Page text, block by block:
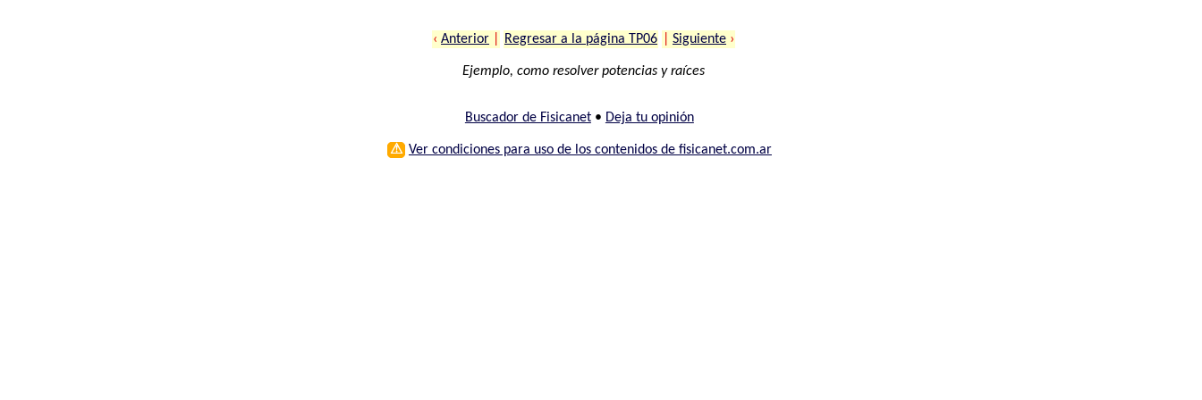
‹ Anterior Regresar a la página TP06 Siguiente ›
Ejemplo, como resolver potencias y raíces
Buscador de Fisicanet• Deja tu opinión
⚠ Ver condiciones para uso de los contenidos de fisicanet.com.ar